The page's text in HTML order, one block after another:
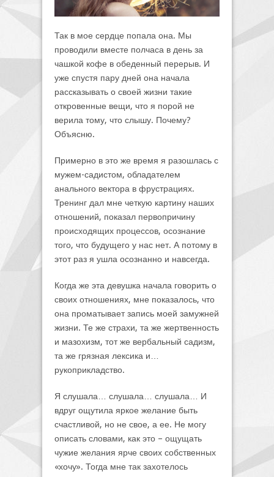
Так в мое сердце попала она. Мы
проводили вместе полчаса в день за
чашкой кофе в обеденный перерыв. И
уже спустя пару дней она начала
рассказывать о своей жизни такие
откровенные вещи, что я порой не
верила тому, что слышу. Почему?
Объясню.
Примерно в это же время я разошлась с
мужем-садистом, обладателем
анального вектора в фрустрациях.
Тренинг дал мне четкую картину наших
отношений, показал первопричину
происходящих процессов, осознание
того, что будущего у нас нет. А потому в
этот раз я ушла осознанно и навсегда.
Когда же эта девушка начала говорить о
своих отношениях, мне показалось, что
она проматывает запись моей замужней
жизни. Те же страхи, та же жертвенность
и мазохизм, тот же вербальный садизм,
та же грязная лексика и…
рукоприкладство.
Я слушала… слушала… слушала… И
вдруг ощутила яркое желание быть
счастливой, но не свое, а ее. Не могу
описать словами, как это – ощущать
чужие желания ярче своих собственных
«хочу». Тогда мне так захотелось